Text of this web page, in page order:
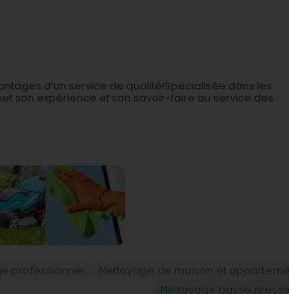
d’un service de qualité!Spécialisée dans les
son expérience et son savoir-faire au service des